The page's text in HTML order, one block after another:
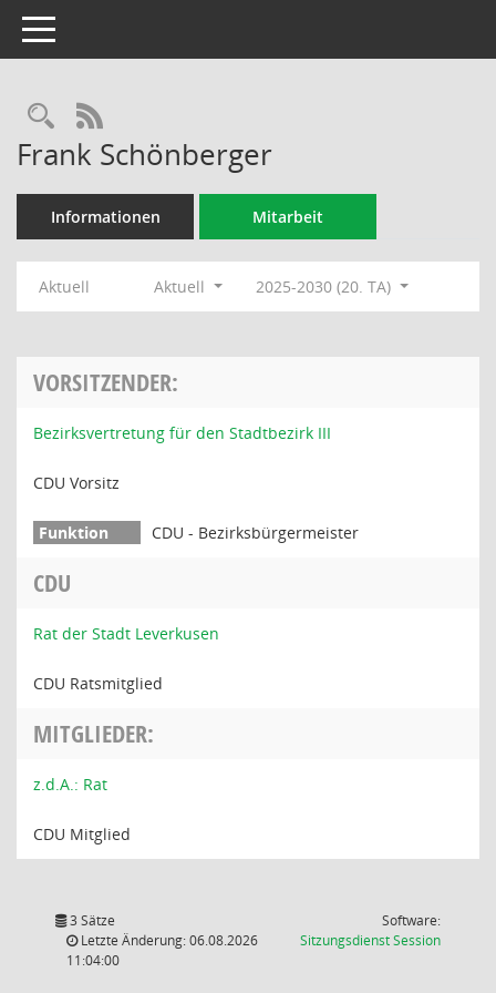
Toggle navigation
Rechercheauswahl
RSS-Feed
Frank Schönberger
Informationen Mitarbeit
Aktuell Aktuell 2025-2030 (20. TA)
VORSITZENDER:
Bezirksvertretung für den Stadtbezirk III
CDU Vorsitz
CDU - Bezirksbürgermeister
CDU
Rat der Stadt Leverkusen
CDU Ratsmitglied
MITGLIEDER:
z.d.A.: Rat
CDU Mitglied
3 Sätze
Letzte Änderung: 06.08.2026
11:04:00
Software:
SitzungsdienstSession(Wird in